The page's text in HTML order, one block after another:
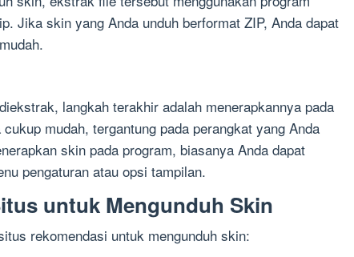
Jika skin yang Anda unduh berformat ZIP, Anda dapat
langkah terakhir adalah menerapkannya pada
mudah, tergantung pada perangkat yang Anda
skin pada program, biasanya Anda dapat
pengaturan atau opsi tampilan.
untuk Mengunduh Skin
rekomendasi untuk mengunduh skin: